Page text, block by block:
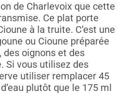
de Charlevoix que cette
Ce plat porte
à la truite. C’est une
ou Cioune préparée
des oignons et des
Si vous utilisez des
utiliser remplacer 45
plutôt que le 175 ml